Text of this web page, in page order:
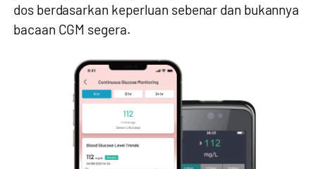
dos berdasarkan keperluan sebenar dan bukannya
bacaan CGM segera.